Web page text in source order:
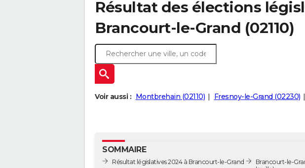
Résultat des élections
Brancourt-le-Grand (02110)
Voir aussi : Montbrehain (02110) Fresnoy-le-Grand (02230)
SOMMAIRE
Résultat législatives 2024 à Brancourt-le-Grand
Brancourt-le-